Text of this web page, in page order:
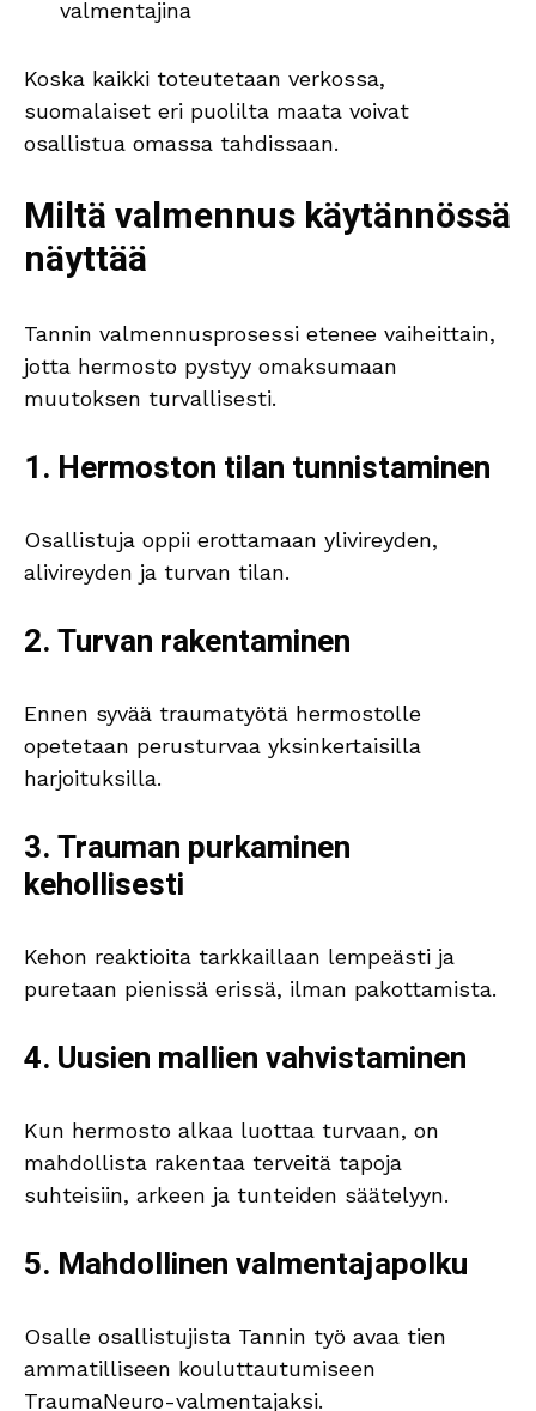
valmentajina
Koska kaikki toteutetaan verkossa,
suomalaiset eri puolilta maata voivat
osallistua omassa tahdissaan.
Miltä valmennus käytännössä
näyttää
Tannin valmennusprosessi etenee vaiheittain,
jotta hermosto pystyy omaksumaan
muutoksen turvallisesti.
1. Hermoston tilan tunnistaminen
Osallistuja oppii erottamaan ylivireyden,
alivireyden ja turvan tilan.
2. Turvan rakentaminen
Ennen syvää traumatyötä hermostolle
opetetaan perusturvaa yksinkertaisilla
harjoituksilla.
3. Trauman purkaminen
kehollisesti
Kehon reaktioita tarkkaillaan lempeästi ja
puretaan pienissä erissä, ilman pakottamista.
4. Uusien mallien vahvistaminen
Kun hermosto alkaa luottaa turvaan, on
mahdollista rakentaa terveitä tapoja
suhteisiin, arkeen ja tunteiden säätelyyn.
5. Mahdollinen valmentajapolku
Osalle osallistujista Tannin työ avaa tien
ammatilliseen kouluttautumiseen
TraumaNeuro-valmentajaksi.